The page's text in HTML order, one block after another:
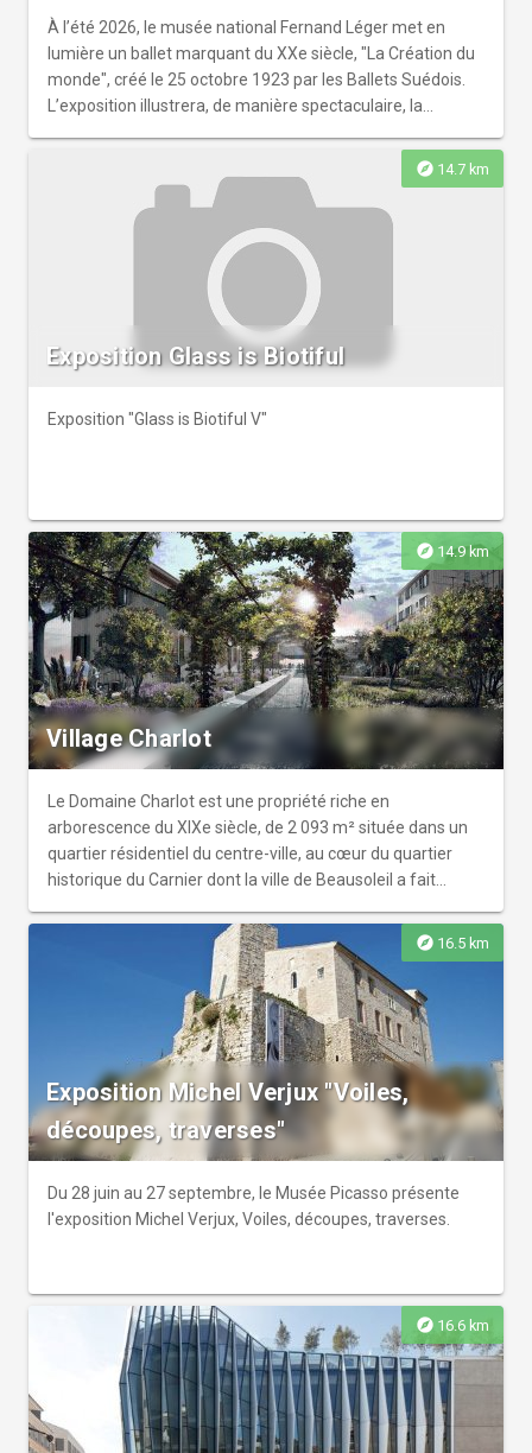
À l’été 2026, le musée national Fernand Léger met en
lumière un ballet marquant du XXe siècle, "La Création du
monde", créé le 25 octobre 1923 par les Ballets Suédois.
L’exposition illustrera, de manière spectaculaire, la
explore 14.7 km
Exposition Glass is Biotiful
Exposition "Glass is Biotiful V"
explore 14.9 km
Village Charlot
Le Domaine Charlot est une propriété riche en
arborescence du XIXe siècle, de 2 093 m² située dans un
quartier résidentiel du centre-ville, au cœur du quartier
historique du Carnier dont la ville de Beausoleil a fait
explore 16.5 km
Exposition Michel Verjux "Voiles,
découpes, traverses"
Du 28 juin au 27 septembre, le Musée Picasso présente
l'exposition Michel Verjux, Voiles, découpes, traverses.
explore 16.6 km